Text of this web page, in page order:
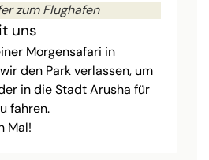
zum Flughafen
uns
Morgensafari in
den Park verlassen, um
in die Stadt Arusha für
fahren.
Mal!